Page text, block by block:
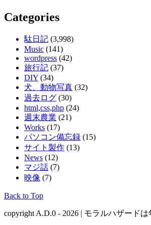
Categories
駄日記 (3,998)
Music (141)
wordpress (42)
旅行記 (37)
DIY (34)
犬、動物写真 (32)
過去ログ (30)
html,css,php (24)
週末農業 (21)
Works (17)
パソコン備忘録 (15)
サイト製作 (13)
News (12)
マジ話 (7)
映像 (7)
Back to Top
copyright A.D.0 - 2026 | モラルハザード